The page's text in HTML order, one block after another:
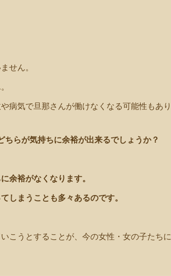
せん。
病気で旦那さんが働けなくなる可能性もあり
らが気持ちに余裕が出来るでしょうか？
余裕がなくなります。
しまうことも多々あるのです。
こうとすることが、今の女性・女の子たちに